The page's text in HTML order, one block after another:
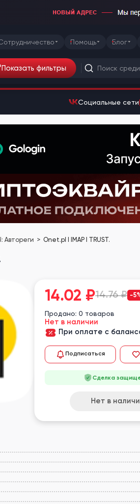
Помощь Блог
Показать фильтры
Социальные сети
Автореги Onet.pl I IMAP I TRUST.
14.02 ₽14.76 ₽ -
Продано: 0 товаров
Нет в наличии
При оплате с
Подписаться
Сделка
Нет в